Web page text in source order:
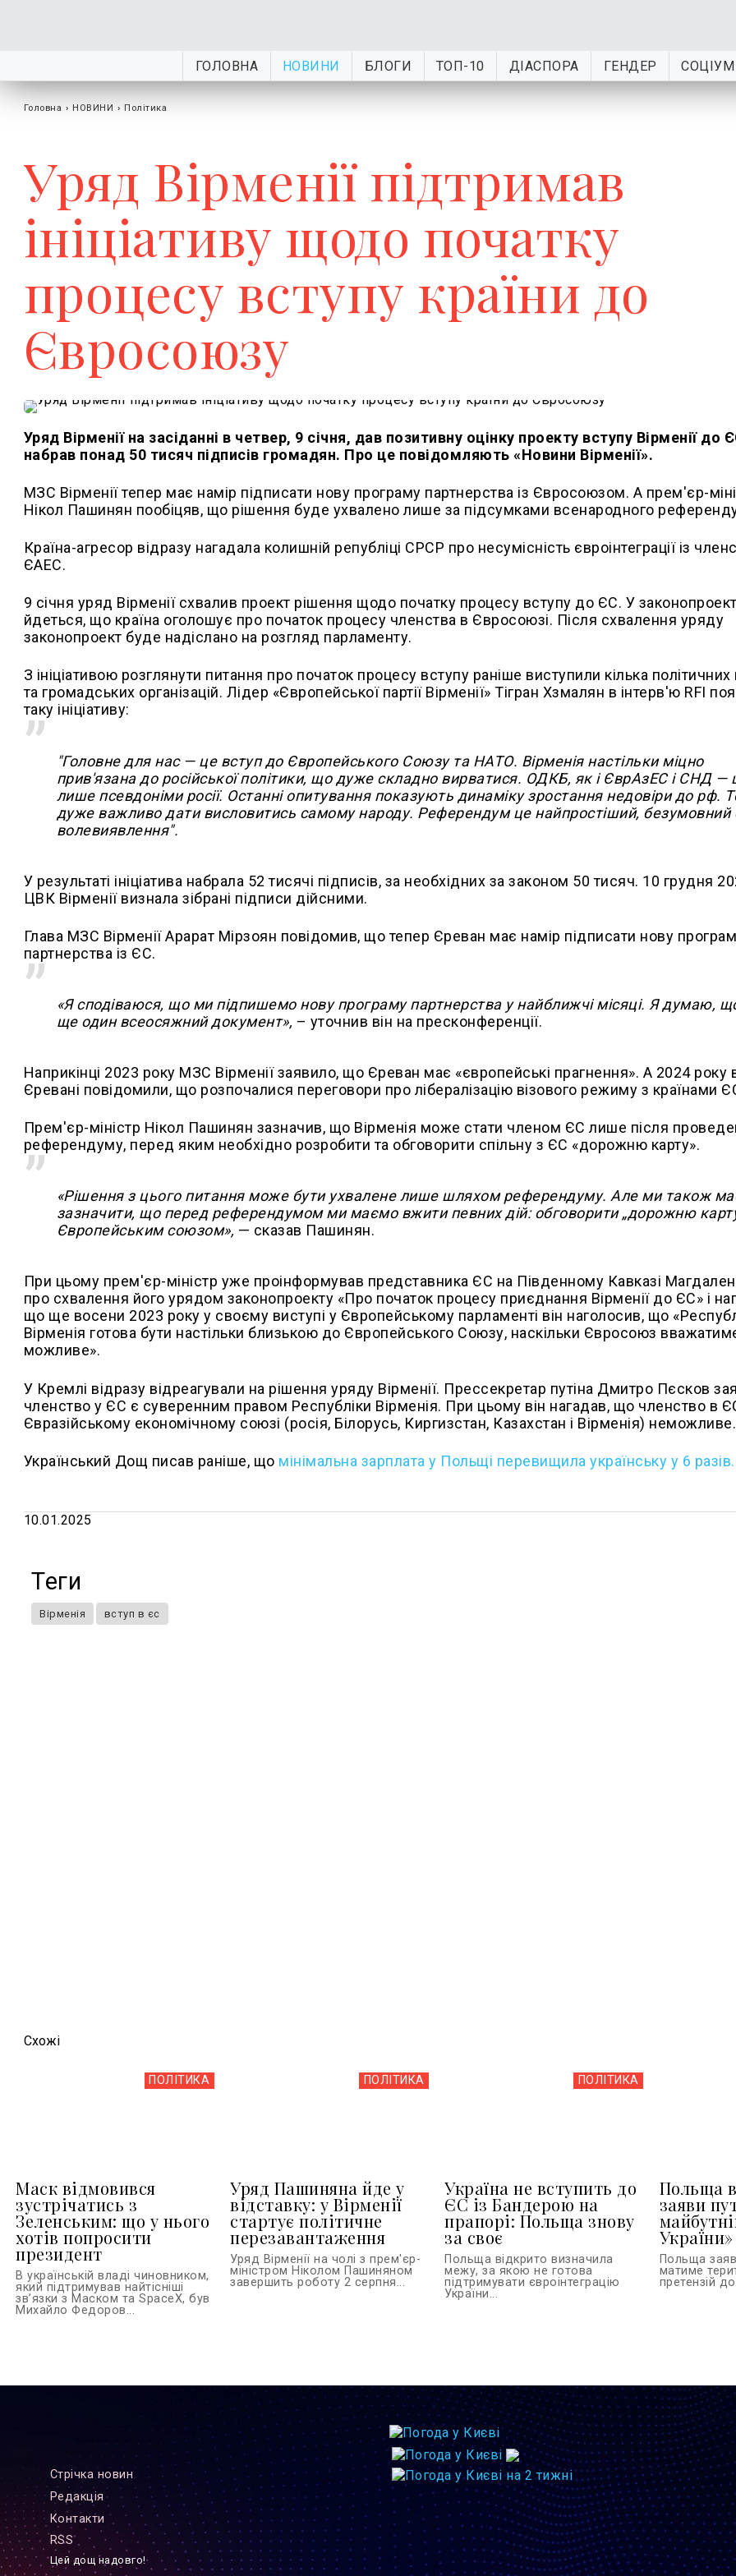
ГОЛОВНА НОВИНИ БЛОГИ ТОП-10 ДІАСПОРА ГЕНДЕР СОЦІУМ
Головна › НОВИНИ › Політика
Уряд Вірменії підтримав
ініціативу щодо початку
процесу вступу країни до
Євросоюзу
Уряд Вірменії на засіданні в четвер, 9 січня, дав позитивну оцінку проекту вступу Вірменії до
набрав понад 50 тисяч підписів громадян. Про це повідомляють «Новини Вірменії».
МЗС Вірменії тепер має намір підписати нову програму партнерства із Євросоюзом. А прем'єр-
Нікол Пашинян пообіцяв, що рішення буде ухвалено лише за підсумками всенародного
Країна-агресор відразу нагадала колишній републіці СРСР про несумісність євроінтеграції із
ЄАЕС.
9 січня уряд Вірменії схвалив проект рішення щодо початку процесу вступу до ЄС. У
йдеться, що країна оголошує про початок процесу членства в Євросоюзі. Після схвалення уряду
законопроект буде надіслано на розгляд парламенту.
З ініціативою розглянути питання про початок процесу вступу раніше виступили кілька політичних
та громадських організацій. Лідер «Європейської партії Вірменії» Тігран Хзмалян в інтерв'ю RFI
таку ініціативу:
"Головне для нас — це вступ до Європейського Союзу та НАТО. Вірменія настільки міцно
прив'язана до російської політики, що дуже складно вирватися. ОДКБ, як і ЄврАзЕС і СНД —
лише псевдоніми росії. Останні опитування показують динаміку зростання недовіри до рф.
дуже важливо дати висловитись самому народу. Референдум це найпростіший, безумовний
волевиявлення".
У результаті ініціатива набрала 52 тисячі підписів, за необхідних за законом 50 тисяч. 10 грудня
ЦВК Вірменії визнала зібрані підписи дійсними.
Глава МЗС Вірменії Арарат Мірзоян повідомив, що тепер Єреван має намір підписати нову
партнерства із ЄС.
«Я сподіваюся, що ми підпишемо нову програму партнерства у найближчі місяці. Я думаю,
ще один всеосяжний документ», – уточнив він на пресконференції.
Наприкінці 2023 року МЗС Вірменії заявило, що Єреван має «європейські прагнення». А 2024 року
Єревані повідомили, що розпочалися переговори про лібералізацію візового режиму з країнами
Прем'єр-міністр Нікол Пашинян зазначив, що Вірменія може стати членом ЄС лише після
референдуму, перед яким необхідно розробити та обговорити спільну з ЄС «дорожню карту».
«Рішення з цього питання може бути ухвалене лише шляхом референдуму. Але ми також
зазначити, що перед референдумом ми маємо вжити певних дій: обговорити „дорожню
Європейським союзом», — сказав Пашинян.
При цьому прем'єр-міністр уже проінформував представника ЄС на Південному Кавказі
про схвалення його урядом законопроекту «Про початок процесу приєднання Вірменії до ЄС» і
що ще восени 2023 року у своєму виступі у Європейському парламенті він наголосив, що
Вірменія готова бути настільки близькою до Європейського Союзу, наскільки Євросоюз
можливе».
У Кремлі відразу відреагували на рішення уряду Вірменії. Прессекретар путіна Дмитро Пєсков
членство у ЄС є суверенним правом Республіки Вірменія. При цьому він нагадав, що членство в
Євразійському економічному союзі (росія, Білорусь, Киргизстан, Казахстан і Вірменія) неможливе.
Український Дощ писав раніше, що мінімальна зарплата у Польщі перевищила українську у 6 разів.
10.01.2025
Теги
Вірменія вступ в єс
Схожi
ПОЛІТИКА
Маск відмовився
зустрічатись з
Зеленським: що у нього
хотів попросити
президент
В українській владі чиновником,
який підтримував найтісніші
зв’язки з Маском та SpaceX, був
Михайло Федоров...
ПОЛІТИКА
Уряд Пашиняна йде у
відставку: у Вірменії
стартує політичне
перезавантаження
Уряд Вірменії на чолі з прем'єр-
міністром Ніколом Пашиняном
завершить роботу 2 серпня...
ПОЛІТИКА
Україна не вступить до
ЄС із Бандерою на
прапорі: Польща знову
за своє
Польща відкрито визначила
межу, за якою не готова
підтримувати євроінтеграцію
України...
Польща
заяви
України»
Польща
матиме
претензій
Стрiчка новин
Редакцiя
Контакти
RSS
Цей дощ надовго!